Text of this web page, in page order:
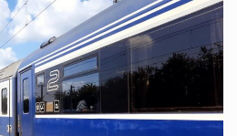
Valul de căldură continuă în Dobrogea, iar meteorologii au emis o nouă atenționare Cod galben de temperaturi deosebit de ridicate și caniculă, valabilă sâmbătă, 8 august, între orele 10:00 și 21:00. Potrivit avertizării, temperaturile maxime vor ajunge la 34-36 de grade Celsius, iar disconfortul termic va fi ridicat. Indicele temperatură-umezeală (ITU) va atinge sau va depăși pragul critic de 80 de unități, ceea ce înseamnă condiții dificile pentru organism, în special pentru persoanele vulnerabile. Autoritățile din Constanța au anunțat o serie de măsuri pentru reducerea efectelor temperaturilor ridicate și pentru sprijinirea populației în această perioadă. Ce măsuri sunt luate în…
PE
RUTA
BUCUREȘTI
–
CONSTANȚA,
AFECTAT